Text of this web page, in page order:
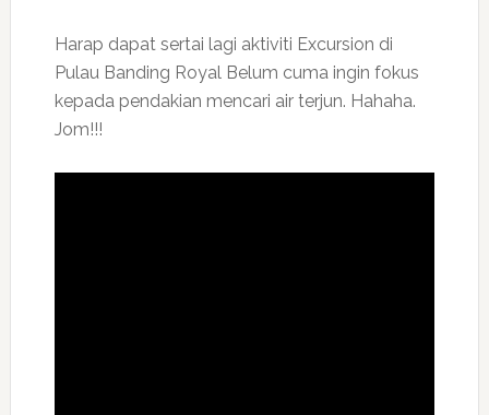
Harap dapat sertai lagi aktiviti Excursion di
Pulau Banding Royal Belum cuma ingin fokus
kepada pendakian mencari air terjun. Hahaha.
Jom!!!